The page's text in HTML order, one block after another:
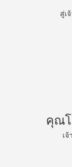
สู่เ
คุณ
เ